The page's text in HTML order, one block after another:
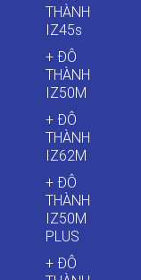
THÀNH
IZ45s
+ ĐÔ
THÀNH
IZ50M
+ ĐÔ
THÀNH
IZ62M
+ ĐÔ
THÀNH
IZ50M
PLUS
+ ĐÔ